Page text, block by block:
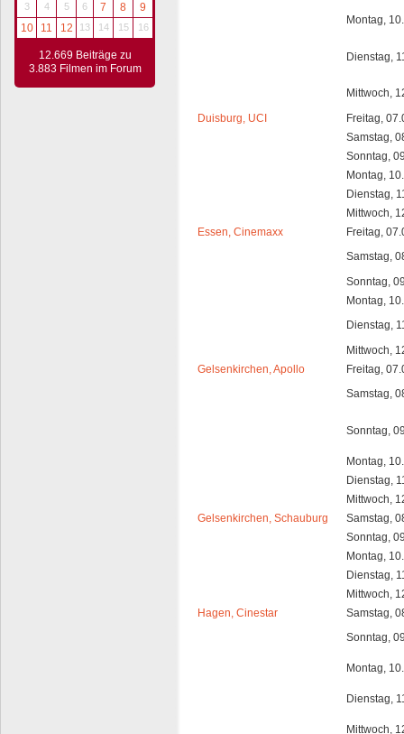
3
4 5 6 7 8
9
10
11 12 13 14 15 16
12.669 Beiträge zu
3.883 Filmen im Forum
Montag,
Dienstag,
Mittwoch,
Duisburg, UCI
Freitag,
Samstag,
Sonntag,
Montag,
Dienstag,
Mittwoch,
Essen, Cinemaxx
Freitag,
Samstag,
Sonntag,
Montag,
Dienstag,
Mittwoch,
Gelsenkirchen, Apollo
Freitag,
Samstag,
Sonntag,
Montag,
Dienstag,
Mittwoch,
Gelsenkirchen, Schauburg
Samstag,
Sonntag,
Montag,
Dienstag,
Mittwoch,
Hagen, Cinestar
Samstag,
Sonntag,
Montag,
Dienstag,
Mittwoch,